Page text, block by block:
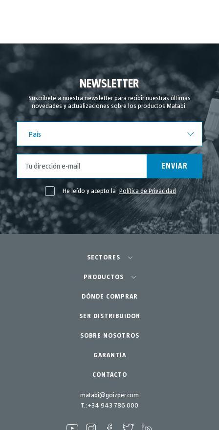
NEWSLETTER
Suscríbete a nuestra newsletter para recibir nuestras últimas
novedades y actualizaciones sobre los productos Matabi.
País
ENVIAR
He leído y acepto la Política de Privacidad
matabi@goizper.com
T.:+34 943 786 000
SECTORES
Agricultura-Huerta
Huerto urbano-GreenCity
Jardinería profesional
Jardín-Hogar
PRODUCTOS
Pulverizadores
Accesorios
Repuestos
Kits mantenimiento
DÓNDE COMPRAR
SER DISTRIBUIDOR
SOBRE NOSOTROS
GARANTÍA
CONTACTO